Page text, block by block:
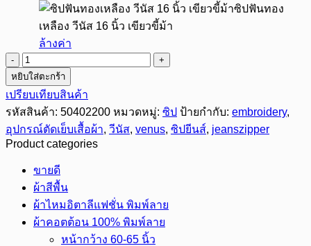
ซิปฟันทอง
เหลือง วีนัส 16 นิ้ว เขียวขี้ม้า
ล้างค่า
จำนวน
ซิป
ยีน
ส์
ฟัน
ทอง
ยี่ห้อ
วีนัส
12-
16
หยิบใส่ตะกร้า
เปรียบเทียบสินค้า
รหัสสินค้า: 50402200 หมวดหมู่: ซิป ป้ายกำกับ: embroidery,
อุปกรณ์ตัดเย็บเสื้อผ้า, วีนัส, venus, ซิปยีนส์, jeanszipper
Product categories
ขายดี
ผ้าสีพื้น
ผ้าไหมอิตาลีแฟชั่น พิมพ์ลาย
ผ้าคอตต้อน 100% พิมพ์ลาย
หน้ากว้าง 60-65 นิ้ว